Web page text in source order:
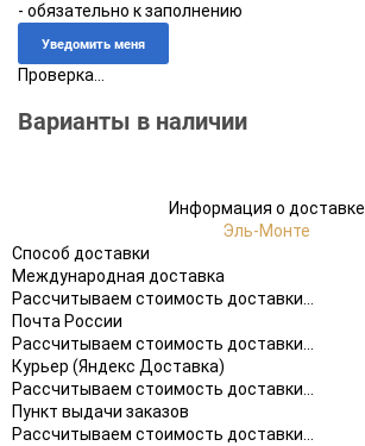
- обязательно к заполнению
Проверка...
Варианты в наличии
Информация о доставке
Эль-Монте
Способ доставки
Международная доставка
Рассчитываем стоимость доставки...
Почта России
Рассчитываем стоимость доставки...
Курьер (Яндекс Доставка)
Рассчитываем стоимость доставки...
Пункт выдачи заказов
Рассчитываем стоимость доставки...